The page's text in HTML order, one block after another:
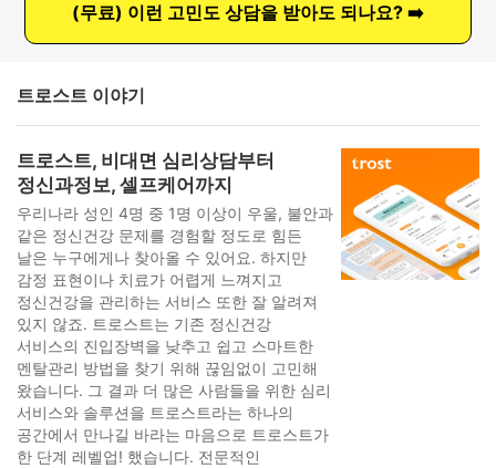
(무료) 이런 고민도 상담을 받아도 되나요? ➡️
트로스트 이야기
트로스트, 비대면 심리상담부터
정신과정보, 셀프케어까지
우리나라 성인 4명 중 1명 이상이 우울, 불안과
같은 정신건강 문제를 경험할 정도로 힘든
날은 누구에게나 찾아올 수 있어요. 하지만
감정 표현이나 치료가 어렵게 느껴지고
정신건강을 관리하는 서비스 또한 잘 알려져
있지 않죠. 트로스트는 기존 정신건강
서비스의 진입장벽을 낮추고 쉽고 스마트한
멘탈관리 방법을 찾기 위해 끊임없이 고민해
왔습니다. 그 결과 더 많은 사람들을 위한 심리
서비스와 솔루션을 트로스트라는 하나의
공간에서 만나길 바라는 마음으로 트로스트가
한 단계 레벨업! 했습니다. 전문적인